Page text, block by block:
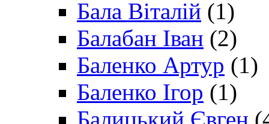
Бала Віталій (1)
Балабан Іван (2)
Баленко Артур (1)
Баленко Ігор (1)
Балицький Євген